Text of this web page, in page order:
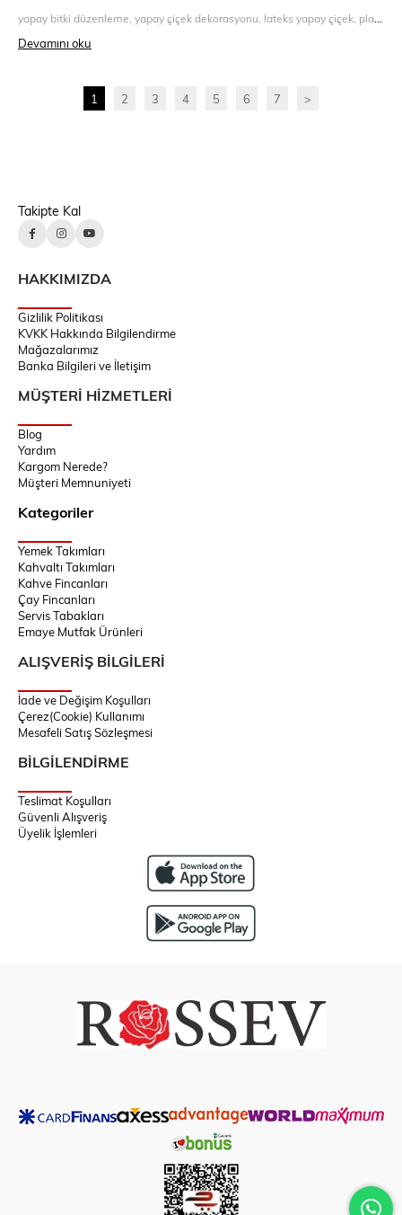
Devamını oku
1 2 3 4 5 6 7 >
Takipte Kal
HAKKIMIZDA
Gizlilik Politikası
KVKK Hakkında Bilgilendirme
Mağazalarımız
Banka Bilgileri ve İletişim
MÜŞTERİ HİZMETLERİ
Blog
Yardım
Kargom Nerede?
Müşteri Memnuniyeti
Kategoriler
Yemek Takımları
Kahvaltı Takımları
Kahve Fincanları
Çay Fincanları
Servis Tabakları
Emaye Mutfak Ürünleri
ALIŞVERİŞ BİLGİLERİ
İade ve Değişim Koşulları
Çerez(Cookie) Kullanımı
Mesafeli Satış Sözleşmesi
BİLGİLENDİRME
Teslimat Koşulları
Güvenli Alışveriş
Üyelik İşlemleri